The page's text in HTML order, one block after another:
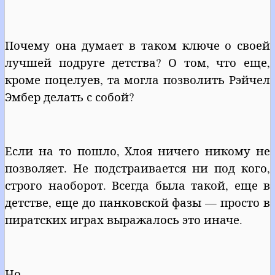
Почему она думает в таком ключе о своей
лучшей подруге детства? О том, что еще,
кроме поцелуев, та могла позволить Рэйчел
Эмбер делать с собой?
Если на то пошло, Хлоя ничего никому не
позволяет. Не подстраивается ни под кого,
строго наоборот. Всегда была такой, еще в
детстве, еще до панковской фазы — просто в
пиратских играх выражалось это иначе.